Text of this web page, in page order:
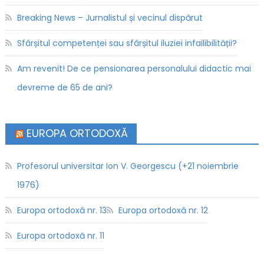
Breaking News – Jurnalistul și vecinul dispărut
Sfârșitul competenței sau sfârșitul iluziei infailibilității?
Am revenit! De ce pensionarea personalului didactic mai
devreme de 65 de ani?
EUROPA ORTODOXĂ
Profesorul universitar Ion V. Georgescu (+21 noiembrie
1976)
Europa ortodoxă nr. 13 Europa ortodoxă nr. 12
Europa ortodoxă nr. 11